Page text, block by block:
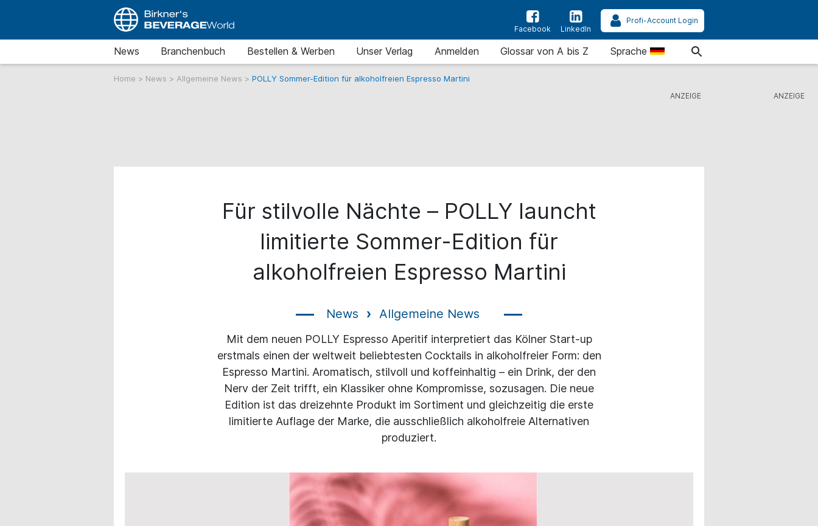
Facebook LinkedIn
Profi-Account Login
News Branchenbuch Bestellen & Werben Unser Verlag Anmelden Glossar von A bis Z Sprache
Home > News > Allgemeine News > POLLY Sommer-Edition für alkoholfreien Espresso Martini
Für stilvolle Nächte – POLLY launcht
limitierte Sommer-Edition für
alkoholfreien Espresso Martini
News Allgemeine News
Mit dem neuen POLLY Espresso Aperitif interpretiert das Kölner Start-up
erstmals einen der weltweit beliebtesten Cocktails in alkoholfreier Form: den
Espresso Martini. Aromatisch, stilvoll und koffeinhaltig – ein Drink, der den
Nerv der Zeit trifft, ein Klassiker ohne Kompromisse, sozusagen. Die neue
Edition ist das dreizehnte Produkt im Sortiment und gleichzeitig die erste
limitierte Auflage der Marke, die ausschließlich alkoholfreie Alternativen
produziert.